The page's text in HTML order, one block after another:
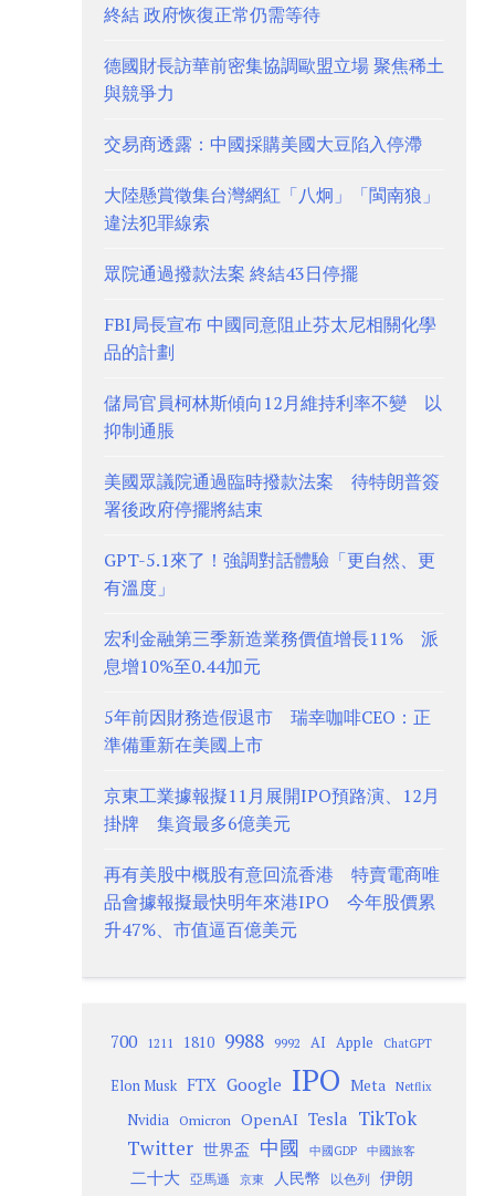
終結 政府恢復正常仍需等待
德國財長訪華前密集協調歐盟立場 聚焦稀土
與競爭力
交易商透露：中國採購美國大豆陷入停滯
大陸懸賞徵集台灣網紅「八炯」「閩南狼」
違法犯罪線索
眾院通過撥款法案 終結43日停擺
FBI局長宣布 中國同意阻止芬太尼相關化學
品的計劃
儲局官員柯林斯傾向12月維持利率不變 以
抑制通脹
美國眾議院通過臨時撥款法案 待特朗普簽
署後政府停擺將結束
GPT-5.1來了！強調對話體驗「更自然、更
有溫度」
宏利金融第三季新造業務價值增長11% 派
息增10%至0.44加元
5年前因財務造假退市 瑞幸咖啡CEO：正
準備重新在美國上市
京東工業據報擬11月展開IPO預路演、12月
掛牌 集資最多6億美元
再有美股中概股有意回流香港 特賣電商唯
品會據報擬最快明年來港IPO 今年股價累
升47%、市值逼百億美元
700 1211 1810 9988 9992 AI Apple ChatGPT
Elon Musk FTX Google IPO Meta Netflix
Nvidia Omicron OpenAI Tesla TikTok
Twitter 世界盃 中國 中國GDP 中國旅客
二十大 亞馬遜 京東 人民幣 以色列 伊朗